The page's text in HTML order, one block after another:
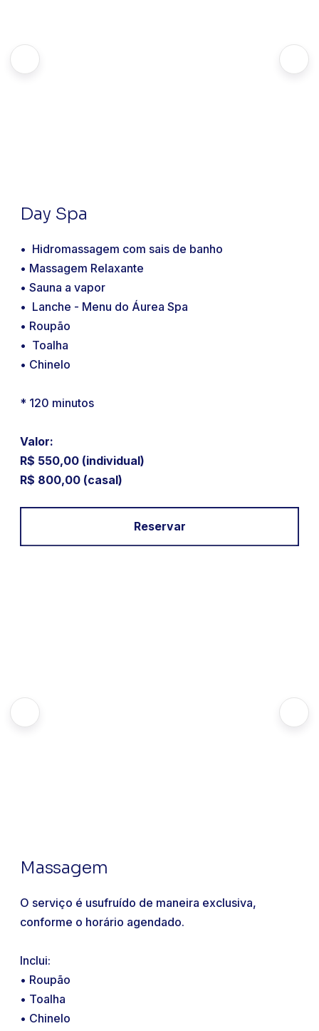
Day Spa
• Hidromassagem com sais de banho
• Massagem Relaxante
• Sauna a vapor
• Lanche - Menu do Áurea Spa
• Roupão
• Toalha
• Chinelo
* 120 minutos
Valor:
R$ 550,00 (individual)
R$ 800,00 (casal)
Reservar
Massagem
O serviço é usufruído de maneira exclusiva,
conforme o horário agendado.
Inclui:
• Roupão
• Toalha
• Chinelo